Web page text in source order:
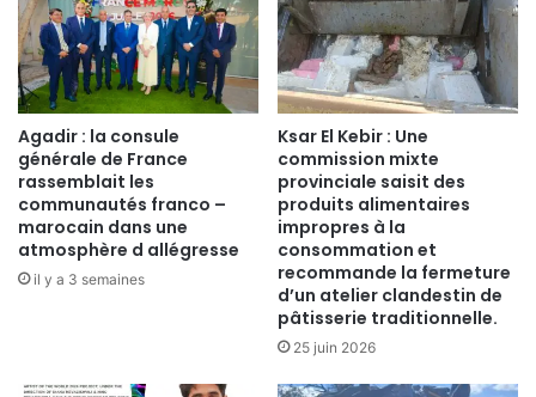
Agadir : la consule
générale de France
rassemblait les
communautés franco –
marocain dans une
atmosphère d allégresse
il y a 3 semaines
Ksar El Kebir : Une
commission mixte
provinciale saisit des
produits alimentaires
impropres à la
consommation et
recommande la fermeture
d’un atelier clandestin de
pâtisserie traditionnelle.
25 juin 2026